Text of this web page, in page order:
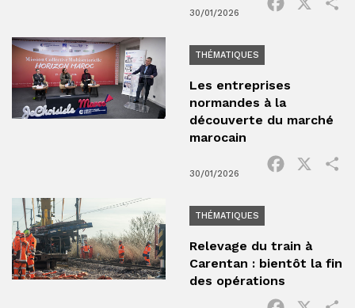
30/01/2026
THÉMATIQUES
Les entreprises
normandes à la
découverte du marché
marocain
30/01/2026
Facebook
THÉMATIQUES
Relevage du train à
Carentan : bientôt la fin
des opérations